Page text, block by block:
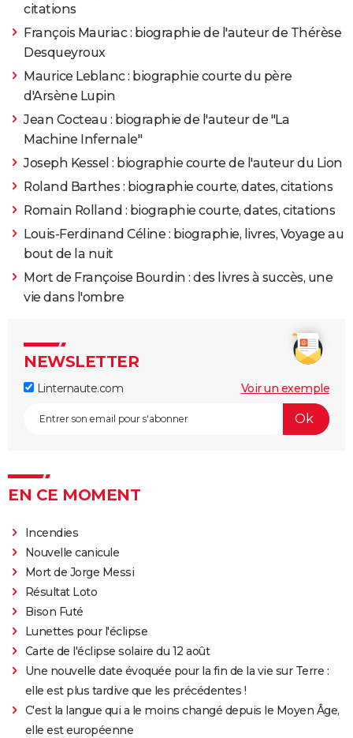
citations
François Mauriac : biographie de l'auteur de Thérèse
Desqueyroux
Maurice Leblanc : biographie courte du père
d'Arsène Lupin
Jean Cocteau : biographie de l'auteur de "La
Machine Infernale"
Joseph Kessel : biographie courte de l'auteur du Lion
Roland Barthes : biographie courte, dates, citations
Romain Rolland : biographie courte, dates, citations
Louis-Ferdinand Céline : biographie, livres, Voyage au
bout de la nuit
Mort de Françoise Bourdin : des livres à succès, une
vie dans l'ombre
NEWSLETTER
Linternaute.com Voir un exemple
EN CE MOMENT
Incendies
Nouvelle canicule
Mort de Jorge Messi
Résultat Loto
Bison Futé
Lunettes pour l'éclipse
Carte de l'éclipse solaire du 12 août
Une nouvelle date évoquée pour la fin de la vie sur Terre :
elle est plus tardive que les précédentes !
C'est la langue qui a le moins changé depuis le Moyen Âge,
elle est européenne